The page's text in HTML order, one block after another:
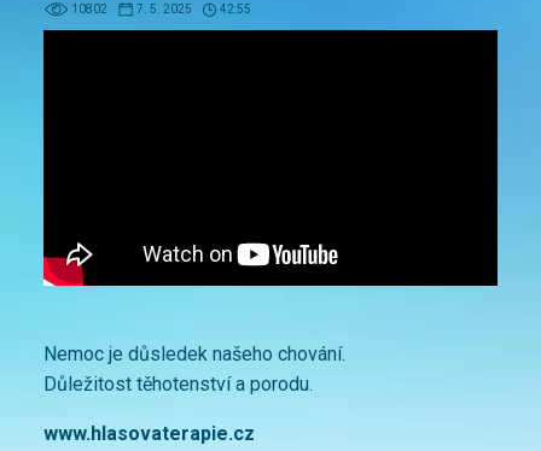
10802 7. 5. 2025 42:55
Nemoc je důsledek našeho chování.
Důležitost těhotenství a porodu.
www.hlasovaterapie.cz